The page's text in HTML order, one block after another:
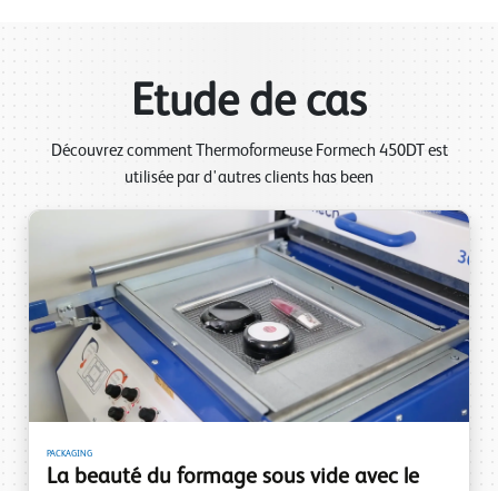
Etude de cas
Découvrez comment Thermoformeuse Formech 450DT est
utilisée par d'autres clients has been
PACKAGING
La beauté du formage sous vide avec le